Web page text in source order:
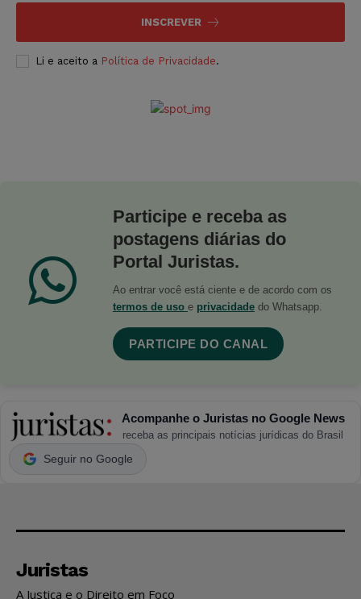
INSCREVER
Li e aceito a Política de Privacidade.
Participe e receba as
postagens diárias do
Portal Juristas.
Ao entrar você está ciente e de acordo com os
termos de uso e privacidade do Whatsapp.
PARTICIPE DO CANAL
Acompanhe o Juristas no Google News
receba as principais notícias jurídicas do Brasil
Seguir no Google
Juristas
A Justiça e o Direito em Foco